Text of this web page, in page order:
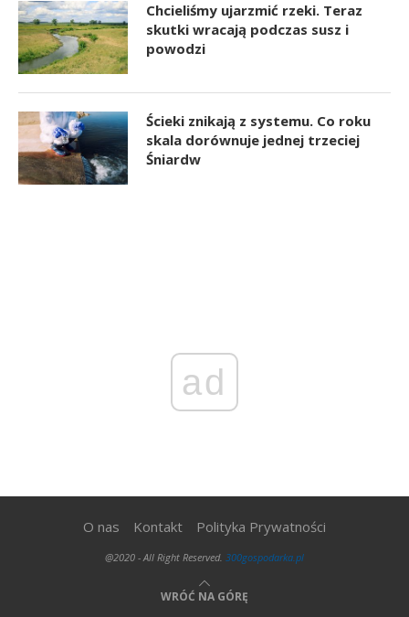
Chcieliśmy ujarzmić rzeki. Teraz
skutki wracają podczas susz i
powodzi
Ścieki znikają z systemu. Co roku
skala dorównuje jednej trzeciej
Śniardw
ad
O nas Kontakt Polityka Prywatności
@2020 - All Right Reserved. 300gospodarka.pl
WRÓĆ NA GÓRĘ